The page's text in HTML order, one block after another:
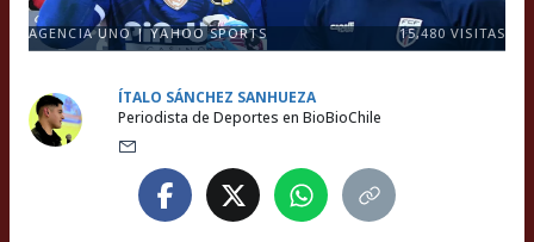
AGENCIA UNO | YAHOO SPORTS 15,480 VISITAS
ÍTALO SÁNCHEZ SANHUEZA
Periodista de Deportes en BioBioChile